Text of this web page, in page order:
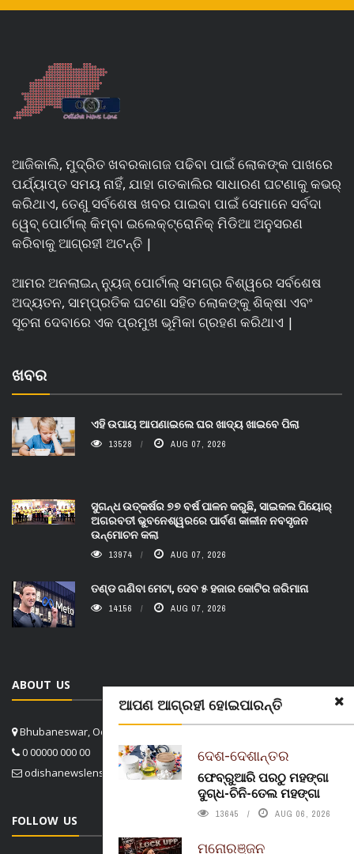
ଆପଣ ଆଗ୍ରହୀ ହୋଇପାରନ୍ତି
ଦେଶ-ଦେଶାନ୍ତର
ଫେବ୍ରୁଆରି ପରଠୁ ମହଙ୍ଗା
ଦୁଗ୍ଧ-ଚିନି-ତେଲ ମହଙ୍ଗା
13645 AUG 06, 2026
ମନୋରଞ୍ଜନ
ଆଜିକାଲି, ମୁଦ୍ରିତ ଖବରକାଗଜ ପଢିବା ପାଇଁ ଲୋକଙ୍କ ପାଖରେ
ପର୍ଯ୍ୟାପ୍ତ ସମୟ ନାହିଁ, ଯାହା ଗତକାଲିର ସାଧାରଣ ଘଟଣାକୁ କଭର୍
କରିଥାଏ, ତେଣୁ ସର୍ବଶେଷ ଖବର ପାଇବା ପାଇଁ ସେମାନେ ସର୍ବଦା
ୱେବ୍ ପୋର୍ଟାଲ୍ କିମ୍ବା ଇଲେକ୍ଟ୍ରୋନିକ୍ ମିଡିଆ ଅନୁସରଣ
କରିବାକୁ ଆଗ୍ରହୀ ଅଟନ୍ତି |
ଆମର ଅନଲାଇନ୍ ନ୍ୟୁଜ୍ ପୋର୍ଟାଲ୍ ସମଗ୍ର ବିଶ୍ୱରେ ସର୍ବଶେଷ
ଅଦ୍ୟତନ, ସାମ୍ପ୍ରତିକ ଘଟଣା ସହିତ ଲୋକଙ୍କୁ ଶିକ୍ଷା ଏବଂ
ସୂଚନା ଦେବାରେ ଏକ ପ୍ରମୁଖ ଭୂମିକା ଗ୍ରହଣ କରିଥାଏ |
ଖବର
ଏହି ଉପାୟ ଆପଣାଇଲେ ଘର ଖାଦ୍ୟ ଖାଇବେ ପିଲା
13528 AUG 07, 2026
ସୁଗନ୍ଧ ଉତ୍କର୍ଷର ୭୭ ବର୍ଷ ପାଳନ କରୁଛି, ସାଇକଲ ପିୟୋର୍‌
ଅଗରବତୀ ଭୁବନେଶ୍ୱରରେ ପାର୍ବଣ କାଳୀନ ନବସୃଜନ
ଉନ୍ମୋଚନ କଲା
13974 AUG 07, 2026
ତଣ୍ଡ ଗଣିବା ମେଟା, ଦେବ ୫ ହଜାର କୋଟିର ଜରିମାନା
14156 AUG 07, 2026
ABOUT US
Bhubaneswar, Odisha, India
0 00000 000 00
odishanewslens@gmail.com
FOLLOW US